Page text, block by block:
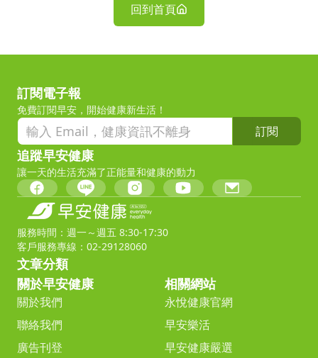
回到首頁
訂閱電子報
免費訂閱早安，開始健康新生活！
訂閱
追蹤早安健康
讓一天的生活充滿了正能量和健康的動力
服務時間：週一～週五 8:30-17:30
客戶服務專線：02-29128060
文章分類
關於早安健康
關於我們
聯絡我們
廣告刊登
相關網站
永悅健康官網
早安樂活
早安健康嚴選